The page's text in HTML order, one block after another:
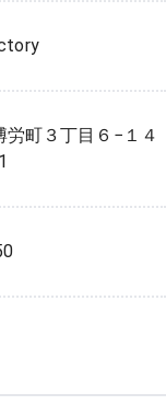
町３丁目６−１４